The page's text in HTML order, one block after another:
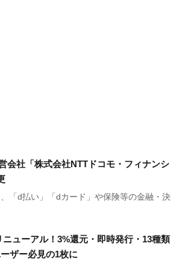
会社「株式会社NTTドコモ・フィナンシ
「d払い」「dカード」や保険等の金融・決
ューアル！3%還元・即時発行・13種類
ザー必見の1枚に